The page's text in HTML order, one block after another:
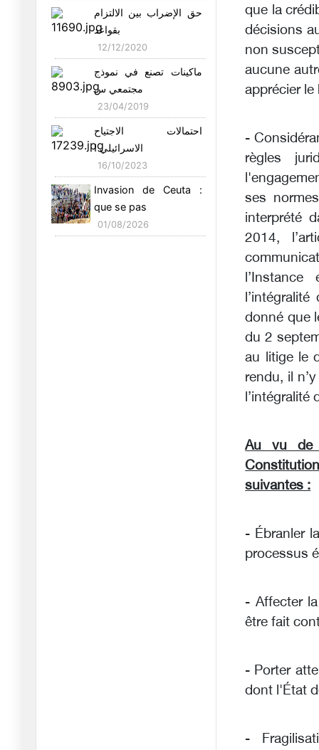
aériennes am
09/07/2026
nationales :
05/07/2026
honte : l
04/07/2026
27/06/2026
حق الإضراب بين الالتزام
بقواعد
12/12/2020
ماكينات تصنع في نموذج
مجتمعي س
23/04/2019
احتمالات الاجتياح
الاسرائيلي ا
16/10/2023
Invasion de Ceuta :
que se pas
01/08/2026
que la
décisions
non
aucune
apprécier
-
règles
ses
interprété
2014,
donné que
du 2
au litige le
rendu, il
l’intégralité
Au vu de
suivantes :
- Ébranler
processus
- Affecter
être fait
- Porter
dont l'État
-